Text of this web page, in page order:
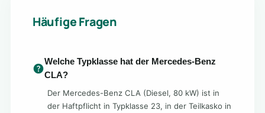
Häufige Fragen
Welche Typklasse hat der Mercedes-Benz
CLA?
Der Mercedes-Benz CLA (Diesel, 80 kW) ist in
der Haftpflicht in Typklasse 23, in der Teilkasko in